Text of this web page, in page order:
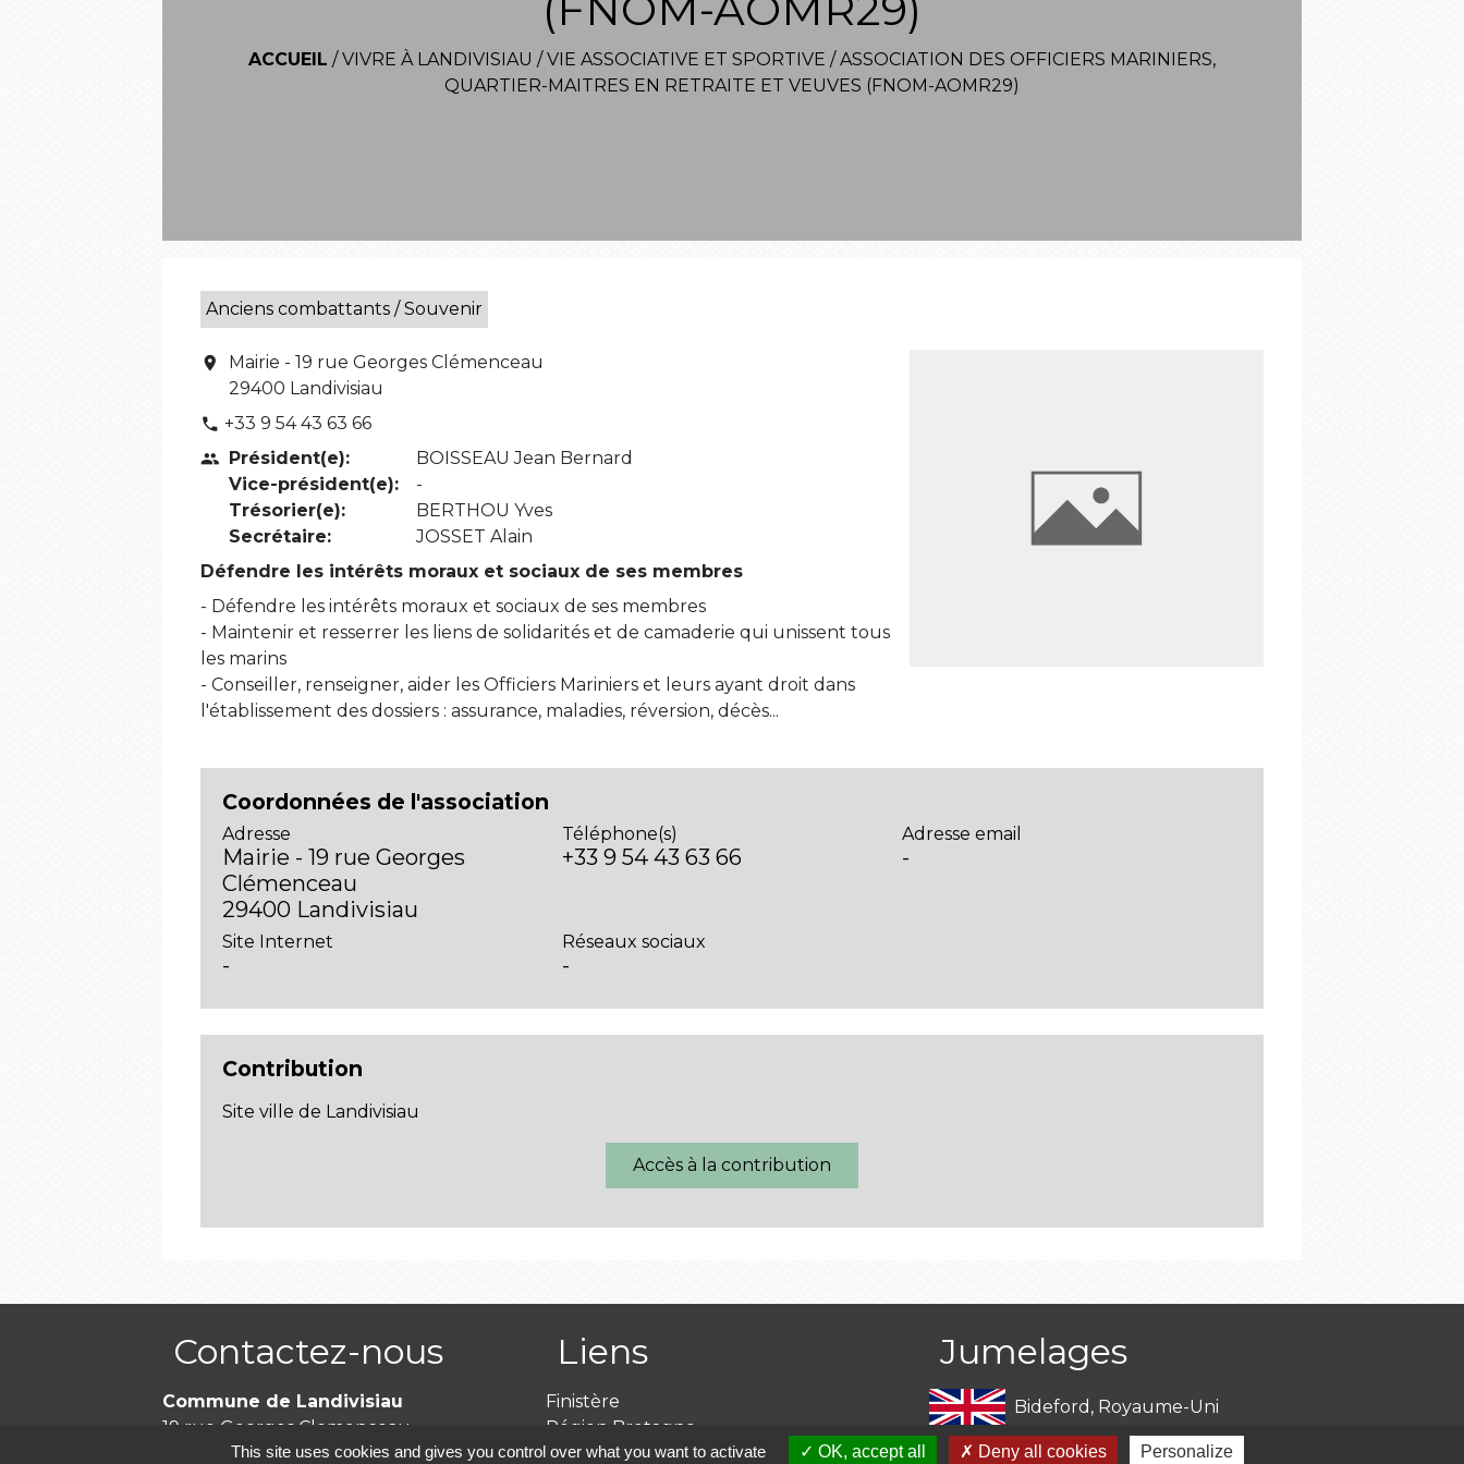
ACCUEIL /VIVRE À LANDIVISIAU /VIE ASSOCIATIVE ET SPORTIVE /ASSOCIATION DES OFFICIERS MARINIERS,
QUARTIER-MAITRES EN RETRAITE ET VEUVES (FNOM-AOMR29)
Anciens combattants / Souvenir
location_on
Mairie - 19 rue Georges Clémenceau
29400 Landivisiau
phone +33 9 54 43 63 66
people Président(e):
Vice-président(e):
Trésorier(e):
Secrétaire:
BOISSEAU Jean Bernard
-
BERTHOU Yves
JOSSET Alain
Défendre les intérêts moraux et sociaux de ses membres
- Défendre les intérêts moraux et sociaux de ses membres
- Maintenir et resserrer les liens de solidarités et de camaderie qui unissent tous
les marins
- Conseiller, renseigner, aider les Officiers Mariniers et leurs ayant droit dans
l'établissement des dossiers : assurance, maladies, réversion, décès...
Coordonnées de l'association
Adresse
Mairie - 19 rue Georges
Clémenceau
29400 Landivisiau
Téléphone(s)
+33 9 54 43 63 66
Adresse email
-
Site Internet
-
Réseaux sociaux
-
Contribution
Site ville de Landivisiau
Accès à la contribution
Contactez-nous
Commune de Landivisiau
19 rue Georges Clemenceau
29400 Landivisiau - FRANCE
Liens
Finistère
Région Bretagne
Préfecture du Finistère
Jumelages
Bideford, Royaume-Uni
Bad Sooden-Allendorf, Allemagne
This site uses cookies and gives you control over what you want to activate OK, accept all Deny all cookies Personalize